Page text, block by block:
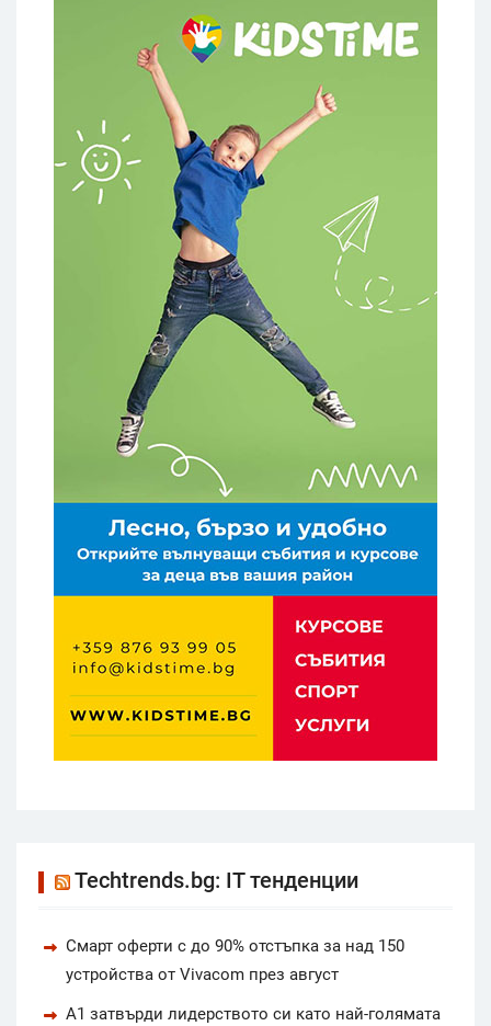
Techtrends.bg: IT тенденции
Смарт оферти с до 90% отстъпка за над 150
устройства от Vivacom през август
А1 затвърди лидерството си като най-голямата